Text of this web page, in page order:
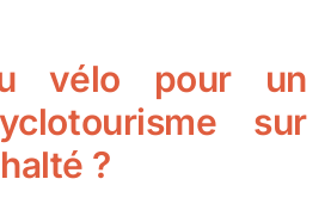
vélo pour un
sur
?